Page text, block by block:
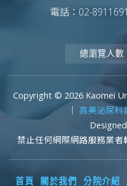
電話：02-
總瀏覽人數
Copyright © 2026 Kaomei
高美泌尿科
禁止任何網際網路服務業
首頁 關於我們 分院介紹